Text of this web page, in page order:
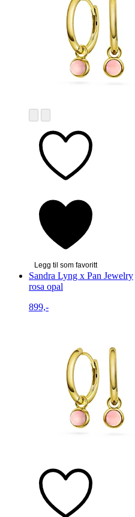
Legg til som favoritt
Sandra Lyng x Pan Jewelry
rosa opal
899,-